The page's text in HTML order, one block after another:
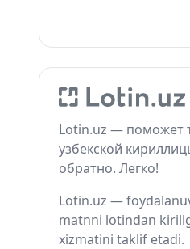
Lotin.uz — поможет
узбекской
обратно. Легко!
Lotin.uz —
matnni lotindan
xizmatini taklif etadi.